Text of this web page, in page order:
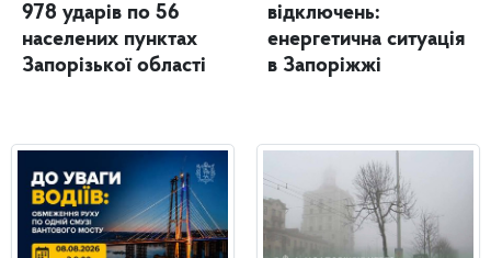
978 ударів по 56
населених пунктах
Запорізької області
відключень:
енергетична ситуація
в Запоріжжі